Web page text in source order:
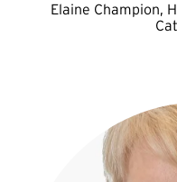
Elaine Champion,